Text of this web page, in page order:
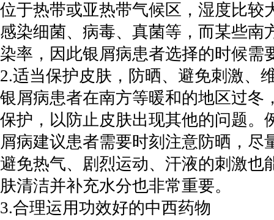
位于热带或亚热带气候区，湿度比较
感染细菌、病毒、真菌等，而某些南
染率，因此银屑病患者选择的时候需
2.适当保护皮肤，防晒、避免刺激、
银屑病患者在南方等暖和的地区过冬
保护，以防止皮肤出现其他的问题。
屑病建议患者需要时刻注意防晒，尽
避免热气、剧烈运动、汗液的刺激也
肤清洁并补充水分也非常重要。
3.合理运用功效好的中西药物